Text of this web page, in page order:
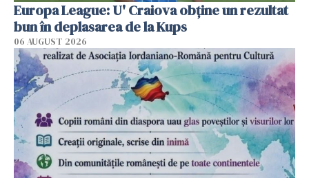
Europa League: U' Craiova obține un rezultat
bun în deplasarea de la Kups
06 AUGUST 2026